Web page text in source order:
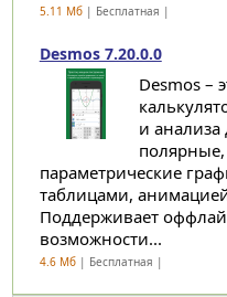
5.11 Мб| Бесплатная |
Desmos 7.20.0.0
Desmos –
и
параметрические
таблицами,
Поддерживает
возможности...
4.6 Мб| Бесплатная |